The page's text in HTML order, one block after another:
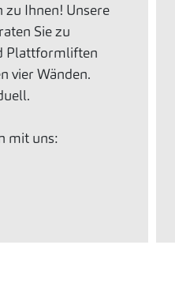
Ihnen! Unsere
Sie zu
Plattformliften
vier Wänden.
mit uns: